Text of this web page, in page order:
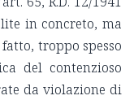
in concreto, ma
troppo spesso
del contenzioso
da violazione di